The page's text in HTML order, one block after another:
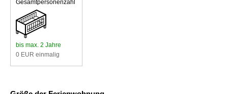
Gesamtpersonenzahl
bis max. 2 Jahre
0 EUR einmalig